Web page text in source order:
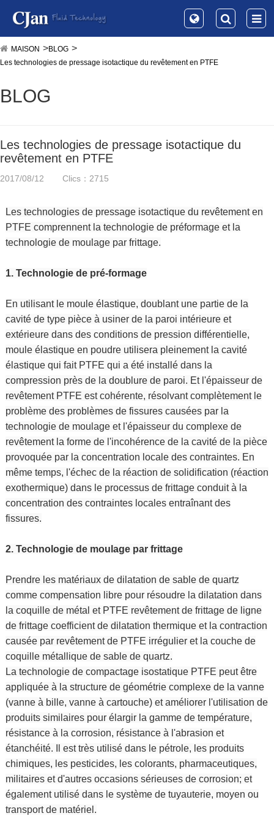
MAISON
BLOG
Les technologies de pressage isotactique du revêtement en PTFE
BLOG
Les technologies de pressage isotactique du
revêtement en PTFE
2017/08/12 Clics：2715
Les technologies de pressage isotactique du revêtement en
PTFE comprennent la technologie de préformage et la
technologie de moulage par frittage.
1. Technologie de pré-formage
En utilisant le moule élastique, doublant une partie de la
cavité de type pièce à usiner de la paroi intérieure et
extérieure dans des conditions de pression différentielle,
moule élastique en poudre utilisera pleinement la cavité
élastique qui fait PTFE qui a été installé dans la
compression près de la doublure de paroi. Et l'épaisseur de
revêtement PTFE est cohérente, résolvant complètement le
problème des problèmes de fissures causées par la
technologie de moulage et l'épaisseur du complexe de
revêtement la forme de l'incohérence de la cavité de la pièce
provoquée par la concentration locale des contraintes. En
même temps, l'échec de la réaction de solidification (réaction
exothermique) dans le processus de frittage conduit à la
concentration des contraintes locales entraînant des
fissures.
2. Technologie de moulage par frittage
Prendre les matériaux de dilatation de sable de quartz
comme compensation libre pour résoudre la dilatation dans
la coquille de métal et PTFE revêtement de frittage de ligne
de frittage coefficient de dilatation thermique et la contraction
causée par revêtement de PTFE irrégulier et la couche de
coquille métallique de sable de quartz.
La technologie de compactage isostatique PTFE peut être
appliquée à la structure de géométrie complexe de la vanne
(vanne à bille, vanne à cartouche) et améliorer l'utilisation de
produits similaires pour élargir la gamme de température,
résistance à la corrosion, résistance à l'abrasion et
étanchéité. Il est très utilisé dans le pétrole, les produits
chimiques, les pesticides, les colorants, pharmaceutiques,
militaires et d'autres occasions sérieuses de corrosion; et
également utilisé dans le système de tuyauterie, moyen ou
transport de matériel.